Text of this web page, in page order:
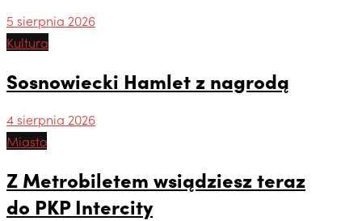
5 sierpnia 2026
Kultura
Sosnowiecki Hamlet z nagrodą
4 sierpnia 2026
Miasto
Z Metrobiletem wsiądziesz teraz
do PKP Intercity